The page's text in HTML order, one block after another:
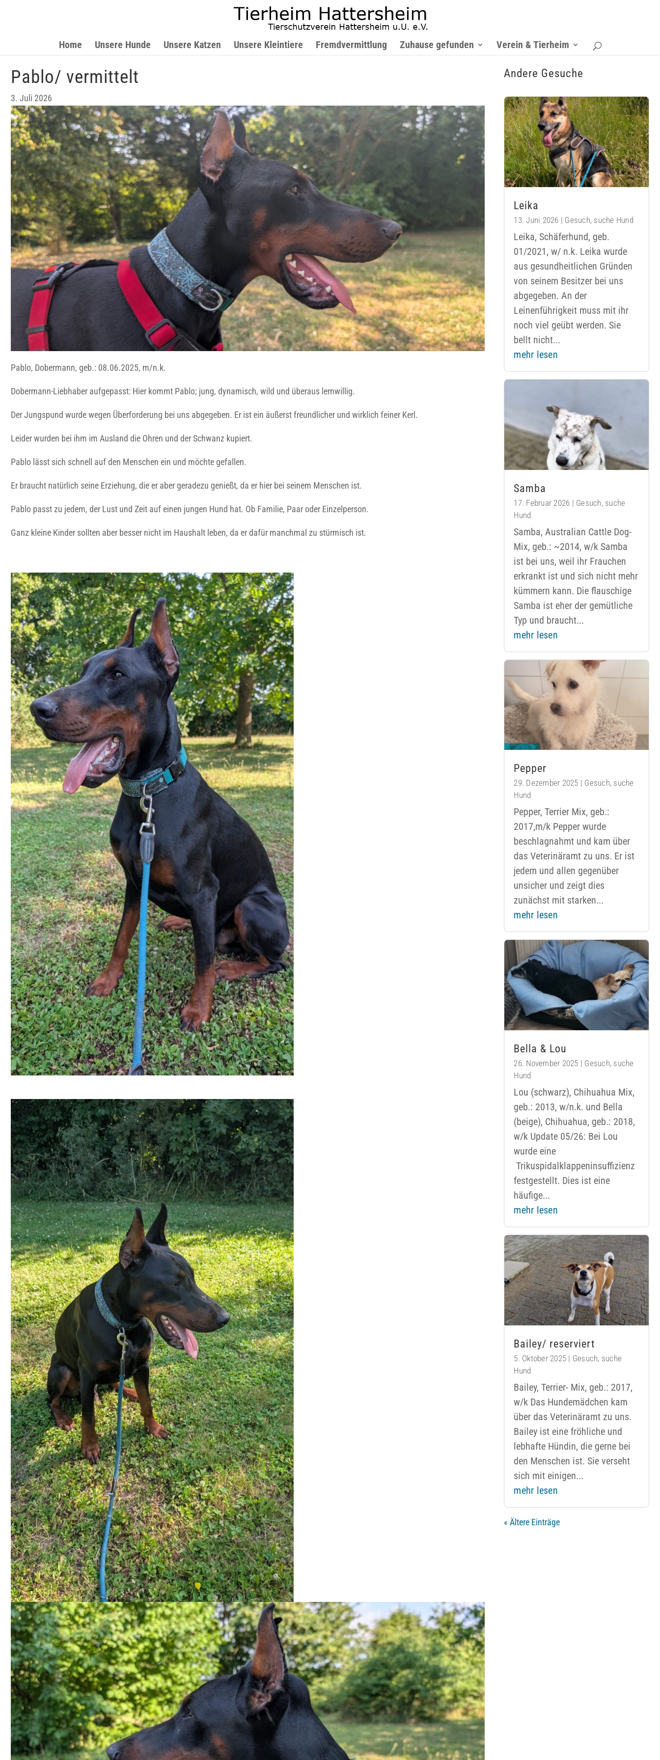
Home Unsere Hunde Unsere Katzen Unsere Kleintiere Fremdvermittlung Zuhause gefunden Verein & Tierheim
Pablo/ vermittelt
3. Juli 2026
Pablo, Dobermann, geb.: 08.06.2025, m/n.k.
Dobermann-Liebhaber aufgepasst: Hier kommt Pablo; jung, dynamisch, wild und überaus lernwillig.
Der Jungspund wurde wegen Überforderung bei uns abgegeben. Er ist ein äußerst freundlicher und wirklich feiner Kerl.
Leider wurden bei ihm im Ausland die Ohren und der Schwanz kupiert.
Pablo lässt sich schnell auf den Menschen ein und möchte gefallen.
Er braucht natürlich seine Erziehung, die er aber geradezu genießt, da er hier bei seinem Menschen ist.
Pablo passt zu jedem, der Lust und Zeit auf einen jungen Hund hat. Ob Familie, Paar oder Einzelperson.
Ganz kleine Kinder sollten aber besser nicht im Haushalt leben, da er dafür manchmal zu stürmisch ist.
Andere Gesuche
Leika
13. Juni 2026 | Gesuch, suche Hund
Leika, Schäferhund, geb.
01/2021, w/ n.k. Leika wurde
aus gesundheitlichen Gründen
von seinem Besitzer bei uns
abgegeben. An der
Leinenführigkeit muss mit ihr
noch viel geübt werden. Sie
bellt nicht...
mehr lesen
Samba
17. Februar 2026 | Gesuch, suche
Hund
Samba, Australian Cattle Dog-
Mix, geb.: ~2014, w/k Samba
ist bei uns, weil ihr Frauchen
erkrankt ist und sich nicht mehr
kümmern kann. Die flauschige
Samba ist eher der gemütliche
Typ und braucht...
mehr lesen
Pepper
29. Dezember 2025 | Gesuch, suche
Hund
Pepper, Terrier Mix, geb.:
2017,m/k Pepper wurde
beschlagnahmt und kam über
das Veterinäramt zu uns. Er ist
jedem und allen gegenüber
unsicher und zeigt dies
zunächst mit starken...
mehr lesen
Bella & Lou
26. November 2025 | Gesuch, suche
Hund
Lou (schwarz), Chihuahua Mix,
geb.: 2013, w/n.k. und Bella
(beige), Chihuahua, geb.: 2018,
w/k Update 05/26: Bei Lou
wurde eine
Trikuspidalklappeninsuffizienz
festgestellt. Dies ist eine
häufige...
mehr lesen
Bailey/ reserviert
5. Oktober 2025 | Gesuch, suche
Hund
Bailey, Terrier- Mix, geb.: 2017,
w/k Das Hundemädchen kam
über das Veterinäramt zu uns.
Bailey ist eine fröhliche und
lebhafte Hündin, die gerne bei
den Menschen ist. Sie verseht
sich mit einigen...
mehr lesen
« Ältere Einträge